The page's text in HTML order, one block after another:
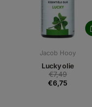
Jacob Hooy
Lucky olie
€7,49
€6,75